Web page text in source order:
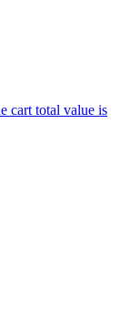
cart total value is